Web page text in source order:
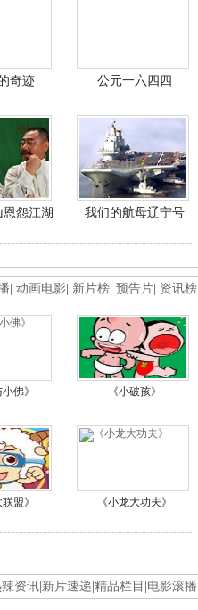
奇迹 公元一六四四
怨江湖 我们的航母辽宁号
动画电影 新片榜 预告片 资讯榜
小佛》 《小破孩》
联盟》 《小龙大功夫》
资讯 新片速递 精品栏目 电影滚播